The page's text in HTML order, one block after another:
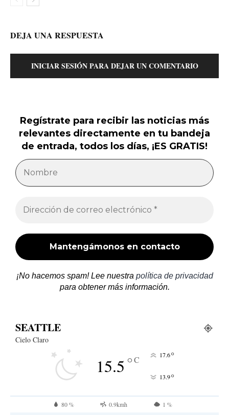
DEJA UNA RESPUESTA
INICIAR SESIÓN PARA DEJAR UN COMENTARIO
Regístrate para recibir las noticias más
relevantes directamente en tu bandeja
de entrada, todos los días, ¡ES GRATIS!
¡No hacemos spam! Lee nuestra política de privacidad
para obtener más información.
SEATTLE
Cielo Claro
15.5°C 17.6°
13.9°
80 % 0.9kmh 1 %